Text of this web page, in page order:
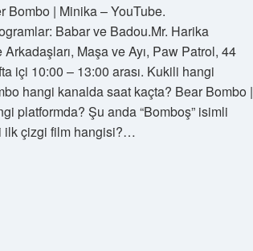
Bombo | Minika – YouTube.
Babar ve Badou.Mr. Harika
Maşa ve Ayı, Paw Patrol, 44
içi 10:00 – 13:00 arası. Kukili hangi
hangi kanalda saat kaçta? Bear Bombo |
platformda? Şu anda “Bomboş” isimli
ilk çizgi film hangisi?…